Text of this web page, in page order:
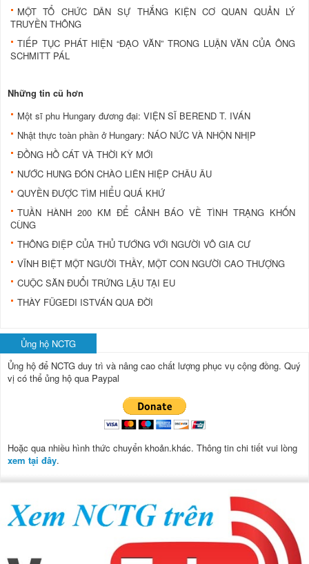
MỘT TỔ CHỨC DÂN SỰ THẮNG KIỆN CƠ QUAN QUẢN LÝ
TRUYỀN THÔNG
TIẾP TỤC PHÁT HIỆN “ÐẠO VĂN” TRONG LUẬN VĂN CỦA ÔNG
SCHMITT PÁL
Những tin cũ hơn
Một sĩ phu Hungary đương đại: VIỆN SĨ BEREND T. IVÁN
Nhật thực toàn phần ở Hungary: NÁO NỨC VÀ NHỘN NHỊP
ĐỒNG HỒ CÁT VÀ THỜI KỲ MỚI
NƯỚC HUNG ĐÓN CHÀO LIÊN HIỆP CHÂU ÂU
QUYỀN ĐƯỢC TÌM HIỂU QUÁ KHỨ
TUẦN HÀNH 200 KM ÐỂ CẢNH BÁO VỀ TÌNH TRẠNG KHỐN
CÙNG
THÔNG ÐIỆP CỦA THỦ TƯỚNG VỚI NGƯỜI VÔ GIA CƯ
VĨNH BIỆT MỘT NGƯỜI THẦY, MỘT CON NGƯỜI CAO THƯỢNG
CUỘC SĂN ÐUỔI TRỨNG LẬU TẠI EU
THÀY FÜGEDI ISTVÁN QUA ÐỜI
Ủng hộ NCTG
Ủng hộ để NCTG duy trì và nâng cao chất lượng phục vụ cộng đồng. Quý
vị có thể ủng hộ qua Paypal
Hoặc qua nhiều hình thức chuyển khoản.khác. Thông tin chi tiết vui lòng
xem tại đây.